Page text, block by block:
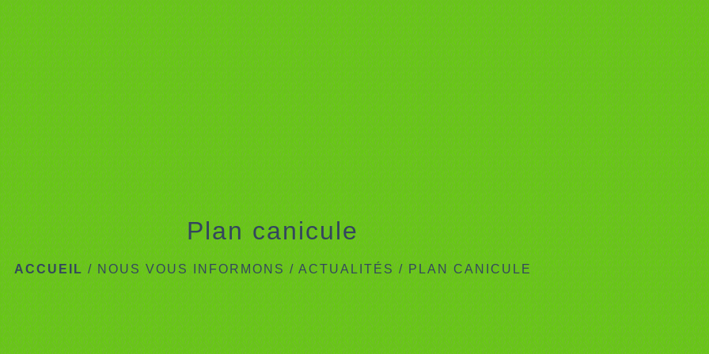
Plan canicule
ACCUEIL / NOUS VOUS INFORMONS /ACTUALITÉS/PLAN CANICULE